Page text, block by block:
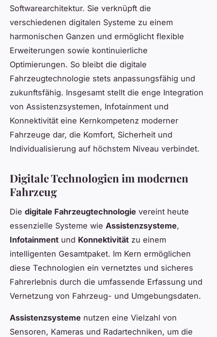
Softwarearchitektur. Sie verknüpft die
verschiedenen digitalen Systeme zu einem
harmonischen Ganzen und ermöglicht flexible
Erweiterungen sowie kontinuierliche
Optimierungen. So bleibt die digitale
Fahrzeugtechnologie stets anpassungsfähig und
zukunftsfähig. Insgesamt stellt die enge Integration
von Assistenzsystemen, Infotainment und
Konnektivität eine Kernkompetenz moderner
Fahrzeuge dar, die Komfort, Sicherheit und
Individualisierung auf höchstem Niveau verbindet.
Digitale Technologien im modernen
Fahrzeug
Die digitale Fahrzeugtechnologie vereint heute
essenzielle Systeme wie Assistenzsysteme,
Infotainment und Konnektivität zu einem
intelligenten Gesamtpaket. Im Kern ermöglichen
diese Technologien ein vernetztes und sicheres
Fahrerlebnis durch die umfassende Erfassung und
Vernetzung von Fahrzeug- und Umgebungsdaten.
Assistenzsysteme nutzen eine Vielzahl von
Sensoren, Kameras und Radartechniken, um die